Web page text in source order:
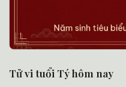
Tử vi tuổi Tý hôm nay